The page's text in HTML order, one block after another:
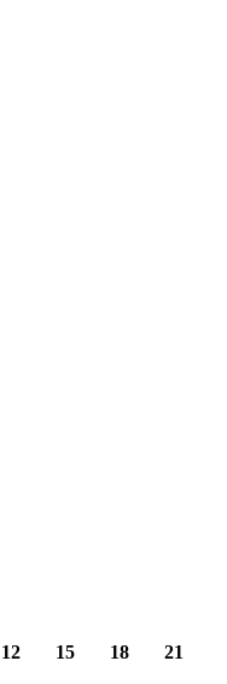
12 15 18 21